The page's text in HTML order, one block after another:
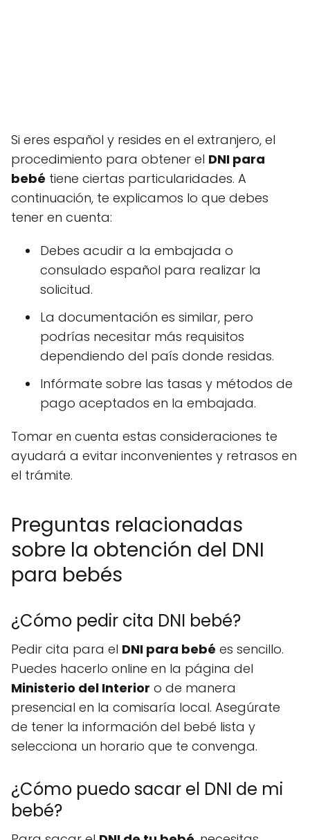
Si eres español y resides en el extranjero, el
procedimiento para obtener el DNI para
bebé tiene ciertas particularidades. A
continuación, te explicamos lo que debes
tener en cuenta:
Debes acudir a la embajada o
consulado español para realizar la
solicitud.
La documentación es similar, pero
podrías necesitar más requisitos
dependiendo del país donde residas.
Infórmate sobre las tasas y métodos de
pago aceptados en la embajada.
Tomar en cuenta estas consideraciones te
ayudará a evitar inconvenientes y retrasos en
el trámite.
Preguntas relacionadas
sobre la obtención del DNI
para bebés
¿Cómo pedir cita DNI bebé?
Pedir cita para el DNI para bebé es sencillo.
Puedes hacerlo online en la página del
Ministerio del Interior o de manera
presencial en la comisaría local. Asegúrate
de tener la información del bebé lista y
selecciona un horario que te convenga.
¿Cómo puedo sacar el DNI de mi
bebé?